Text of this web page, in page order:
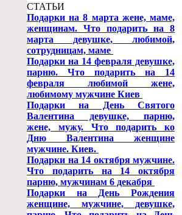
СТАТЬИ
Подарки на 8 марта жене, маме,
женщинам. Что подарить на 8
марта девушке, любимой,
сотрудницам, маме
Подарки на 14 февраля девушке,
парню. Что подарить на 14
февраля любимой жене,
любимому мужчине Киев
Подарки на День Святого
Валентина девушке, парню,
жене, мужу. Что подарить ко
Дню Валентина женщине
мужчине. Киев.
Подарки на 14 октября мужчине.
Что подарить на 14 октября
парню, мужчинам 6 декабря
Подарки на День Рождения
женщине, мужчине, девушке,